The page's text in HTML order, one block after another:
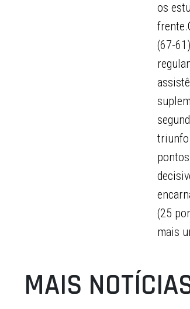
os
(67-
triunfo
(25
mais
MAIS